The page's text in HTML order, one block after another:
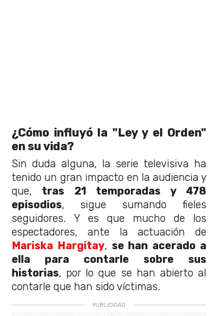
¿Cómo influyó la "Ley y el Orden"
en su vida?
Sin duda alguna, la serie televisiva ha
tenido un gran impacto en la audiencia y
que, tras 21 temporadas y 478
episodios, sigue sumando fieles
seguidores. Y es que mucho de los
espectadores, ante la actuación de
Mariska Hargitay, se han acerado a
ella para contarle sobre sus
historias, por lo que se han abierto al
contarle que han sido víctimas.